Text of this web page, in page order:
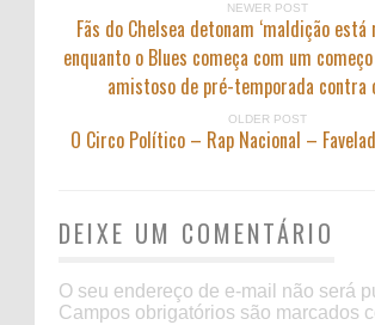
NEWER POST
Fãs do Chelsea detonam ‘maldição está
enquanto o Blues começa com um
amistoso de pré-temporada contra
OLDER POST
O Circo Político – Rap Nacional –
DEIXE UM COMENTÁRIO
O seu endereço de e-mail não será
Campos obrigatórios são marcados